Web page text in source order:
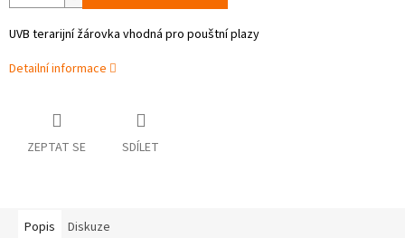
UVB terarijní žárovka vhodná pro pouštní plazy
Detailní informace
ZEPTAT SE SDÍLET
Popis Diskuze